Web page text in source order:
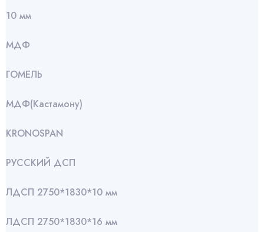
10 мм
МДФ
ГОМЕЛЬ
МДФ(Кастамону)
KRONOSPAN
РУССКИЙ ДСП
ЛДСП 2750*1830*10 мм
ЛДСП 2750*1830*16 мм